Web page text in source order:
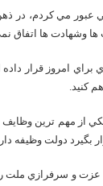
عبور مي کردم، در
وشهادت ها اتفاق
امروز قرار
کنيد.
يکي از مهم ترين
دولت وظيفه
و سرفرازي ملت